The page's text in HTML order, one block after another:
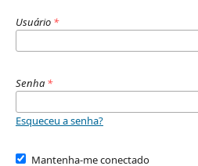
Usuário *
Senha *
Esqueceu a senha?
Mantenha-me conectado